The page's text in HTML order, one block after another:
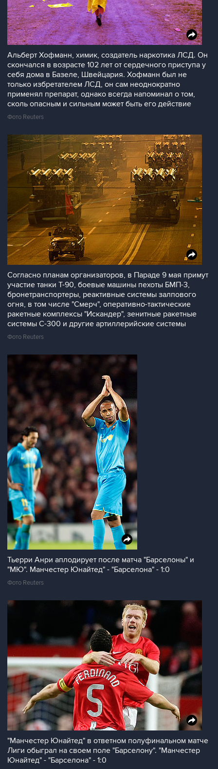
Альберт Хофманн, химик, создатель наркотика ЛСД. Он
скончался в возрасте 102 лет от сердечного приступа у
себя дома в Базеле, Швейцария. Хофманн был не
только избретателем ЛСД, он сам неоднократно
применял препарат, однако всегда напоминал о том,
сколь опасным и сильным может быть его действие
Фото Reuters
Согласно планам организаторов, в Параде 9 мая примут
участие танки Т-90, боевые машины пехоты БМП-3,
бронетранспортеры, реактивные системы залпового
огня, в том числе "Смерч", оперативно-тактические
ракетные комплексы "Искандер", зенитные ракетные
системы С-300 и другие артиллерийские системы
Фото Reuters
Тьерри Анри аплодирует после матча "Барселоны" и
"МЮ". Манчестер Юнайтед" - "Барселона" - 1:0
Фото Reuters
"Манчестер Юнайтед" в ответном полуфинальном матче
Лиги обыграл на своем поле "Барселону". "Манчестер
Юнайтед" - "Барселона" - 1:0